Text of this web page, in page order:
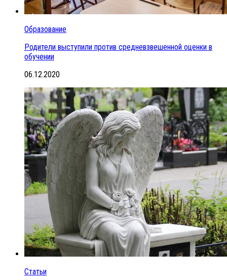
Образование
Родители выступили против средневзвешенной оценки в
обучении
06.12.2020
Статьи